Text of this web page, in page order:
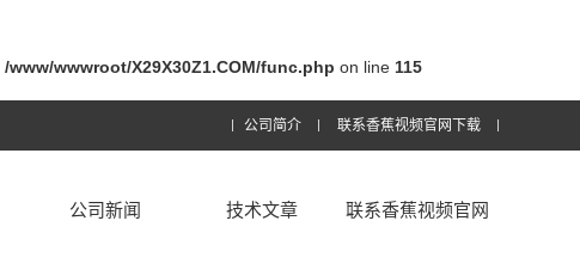
/www/wwwroot/X29X30Z1.COM/func.php on line 115
公司简介 联系香蕉视频官网下载
公司新闻 技术文章 联系香蕉视频官网